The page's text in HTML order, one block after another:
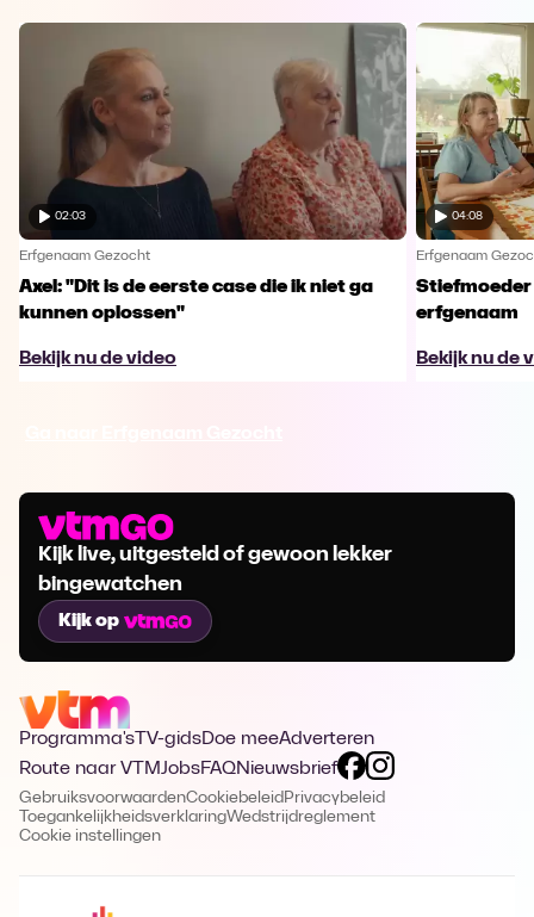
02:03
Erfgenaam Gezocht
Axel: "Dit is de eerste case die ik niet ga
kunnen oplossen"
Bekijk nu de video
04:08
Erfgenaam
erfgenaam
Bekijk nu de
Kijk live, uitgesteld of gewoon lekker
bingewatchen
Kijk op
Programma's TV-gidsDoe meeAdverteren
Route naar VTMJobsFAQNieuwsbrief
GebruiksvoorwaardenCookiebeleid Privacybeleid
ToegankelijkheidsverklaringWedstrijdreglement
Cookie instellingen